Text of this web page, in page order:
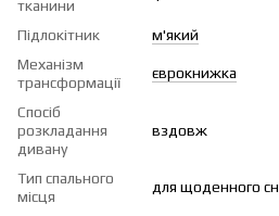
тканини
Підлокітник
м'який
Механізм
трансформації
єврокнижка
Спосіб
розкладання
дивану
вздовж
Тип спального
місця
для щоденного